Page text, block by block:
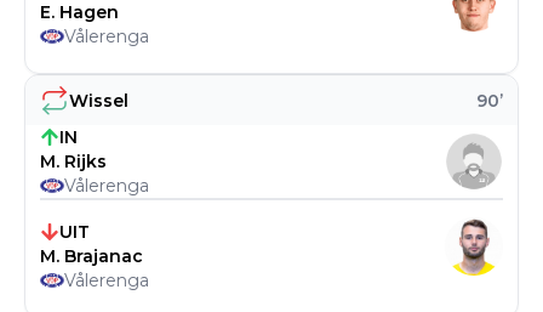
Wissel 90’
IN
M. Rijks
Vålerenga
UIT
M. Brajanac
Vålerenga
E. Hagen
Vålerenga